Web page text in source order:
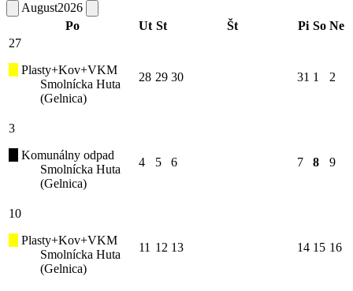
August2026
Po
Ut St Št Pi So Ne
27
Plasty+Kov+VKM
Smolnícka Huta
(Gelnica)
28 29 30 31 1 2
3
Komunálny odpad
Smolnícka Huta
(Gelnica)
4 5 6 7 8 9
10
Plasty+Kov+VKM
Smolnícka Huta
(Gelnica)
11 12 13 14 15 16